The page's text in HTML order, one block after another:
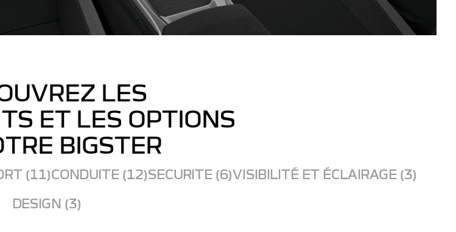
LES
ET LES OPTIONS
BIGSTER
(11)CONDUITE (12)SECURITE (6)VISIBILITÉ ET ÉCLAIRAGE (3)
DESIGN (3)